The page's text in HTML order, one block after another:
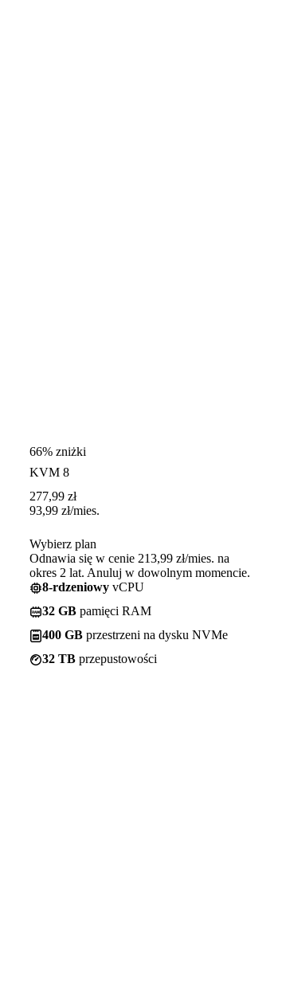
66% zniżki
KVM 8
277,99 zł
93,99 zł/mies.
Wybierz plan
Odnawia się w cenie 213,99 zł/mies. na
okres 2 lat. Anuluj w dowolnym momencie.
8-rdzeniowy vCPU
32 GB pamięci RAM
400 GB przestrzeni na dysku NVMe
32 TB przepustowości